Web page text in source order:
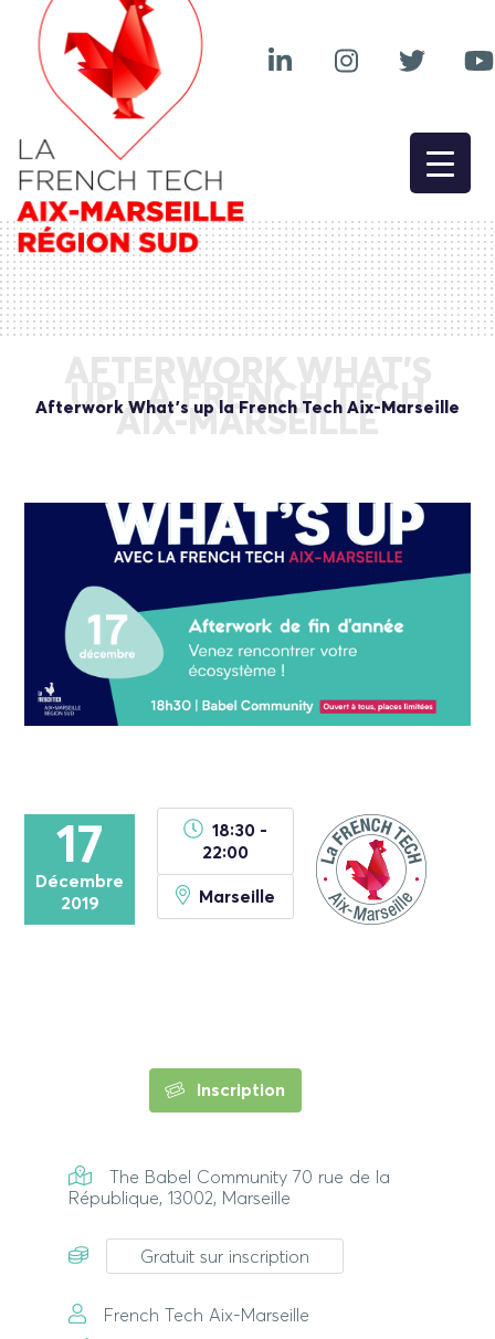
AFTERWORK WHAT’S
UP LA FRENCH TECH
AIX-MARSEILLE
Afterwork What’s up la French Tech Aix-Marseille
17
Décembre
2019
18:30 -
22:00
Marseille
Inscription
The Babel Community 70 rue de la
République, 13002, Marseille
Gratuit sur inscription
French Tech Aix-Marseille